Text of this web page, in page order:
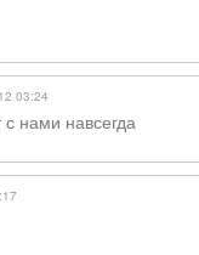
03:24
нами навсегда